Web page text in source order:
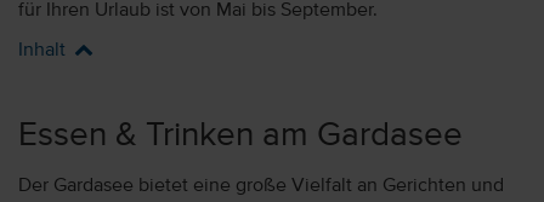
für Ihren Urlaub ist von Mai bis September.
Inhalt
Essen & Trinken am Gardasee
Der Gardasee bietet eine große Vielfalt an Gerichten und